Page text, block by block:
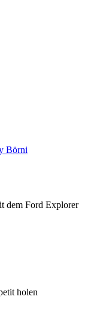
Börni
dem Ford Explorer
holen